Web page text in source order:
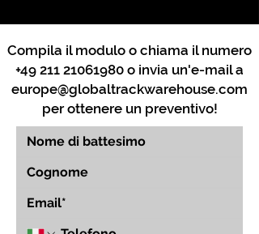
Compila il modulo o chiama il numero
+49 211 21061980 o invia un'e-mail a
europe@globaltrackwarehouse.com
per ottenere un preventivo!